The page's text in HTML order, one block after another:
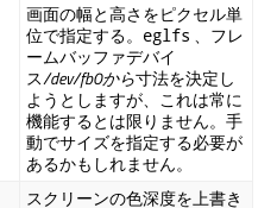
画面の幅と高さをピクセル単
位で指定する。 eglfs 、フレ
ームバッファデバイ
ス/dev/fb0から寸法を決定し
ようとしますが、これは常に
機能するとは限りません。手
動でサイズを指定する必要が
あるかもしれません。
スクリーンの色深度を上書き